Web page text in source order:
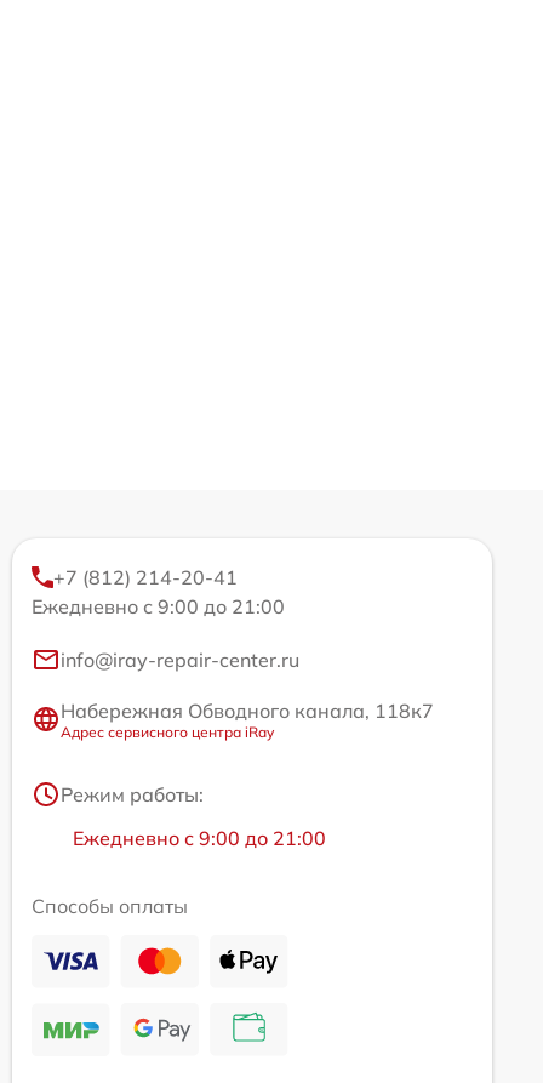
+7 (812) 214-20-41
Ежедневно с 9:00 до 21:00
info@iray-repair-center.ru
Набережная Обводного канала, 118к7
Адрес сервисного центра iRay
Режим работы:
Ежедневно с 9:00 до 21:00
Способы оплаты